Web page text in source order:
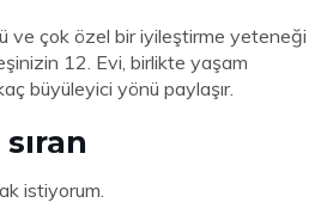
ve çok özel bir iyileştirme yeteneği
12. Evi, birlikte yaşam
büyüleyici yönü paylaşır.
istiyorum.